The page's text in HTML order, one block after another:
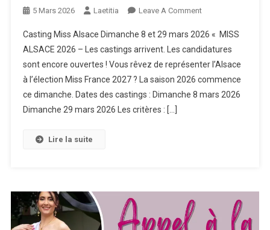
5 Mars 2026 Laetitia Leave A CommentOn
Miss
Alsace
Casting Miss Alsace Dimanche 8 et 29 mars 2026 « MISS
ALSACE 2026 – Les castings arrivent. Les candidatures
sont encore ouvertes ! Vous rêvez de représenter l’Alsace
à l’élection Miss France 2027 ? La saison 2026 commence
ce dimanche. Dates des castings : Dimanche 8 mars 2026
Dimanche 29 mars 2026 Les critères : […]
Lire la suite